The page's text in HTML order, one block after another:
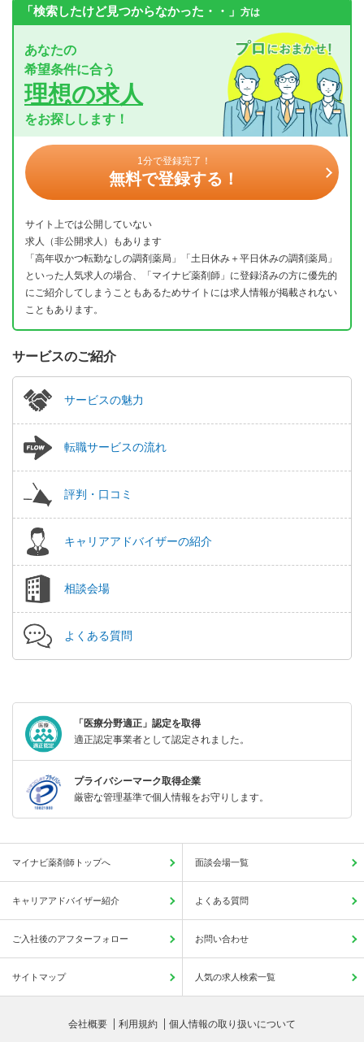
「検索したけど見つからなかった・・」 方は
あなたの
希望条件に合う
理想の求人
をお探しします！
1分で登録完了！
無料で登録する！
サイト上では公開していない
求人（非公開求人）もあります
「高年収かつ転勤なしの調剤薬局」「土日休み＋平日休みの調剤薬局」
といった人気求人の場合、「マイナビ薬剤師」に登録済みの方に優先的
にご紹介してしまうこともあるためサイトには求人情報が掲載されない
こともあります。
サービスのご紹介
サービスの魅力
転職サービスの流れ
評判・口コミ
キャリアアドバイザーの紹介
相談会場
よくある質問
「医療分野適正」認定を取得
適正認定事業者として認定されました。
プライバシーマーク取得企業
厳密な管理基準で個人情報をお守りします。
マイナビ薬剤師トップへ 面談会場一覧
キャリアアドバイザー紹介 よくある質問
ご入社後のアフターフォロー お問い合わせ
サイトマップ 人気の求人検索一覧
会社概要 利用規約 個人情報の取り扱いについて